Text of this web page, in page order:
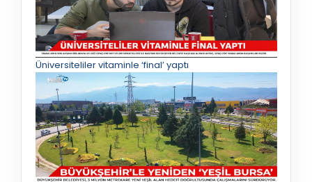
Üniversiteliler vitaminle ‘final’ yaptı